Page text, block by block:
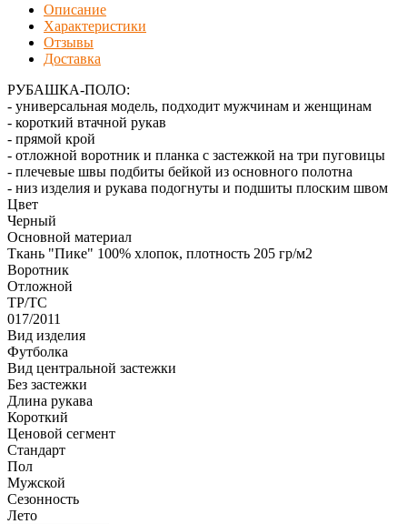
Описание
Характеристики
Отзывы
Доставка
РУБАШКА-ПОЛО:
- универсальная модель, подходит мужчинам и женщинам
- короткий втачной рукав
- прямой крой
- отложной воротник и планка с застежкой на три пуговицы
- плечевые швы подбиты бейкой из основного полотна
- низ изделия и рукава подогнуты и подшиты плоским швом
Цвет
Черный
Основной материал
Ткань "Пике" 100% хлопок, плотность 205 гр/м2
Воротник
Отложной
ТР/ТС
017/2011
Вид изделия
Футболка
Вид центральной застежки
Без застежки
Длина рукава
Короткий
Ценовой сегмент
Стандарт
Пол
Мужской
Сезонность
Лето